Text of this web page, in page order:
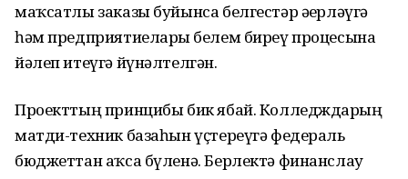
маҡсатлы заказы буйынса белгестәр әҙерләүгә
һәм предприятиеларҙы белем биреү процесына
йәлеп итеүгә йүнәлтелгән.
Проекттың принцибы бик ябай. Колледждарҙың
матди-техник базаһын үҫтереүгә федераль
бюджеттан аҡса бүленә. Берлектә финанслау